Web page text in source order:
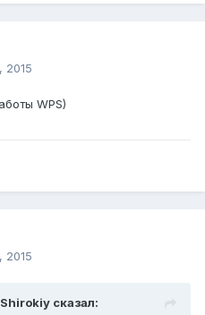
2015
WPS)
2015
сказал: